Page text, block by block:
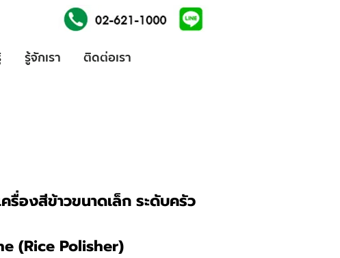
รู้จักเรา ติดต่อเรา
รื่องสีข้าวขนาดเล็ก ระดับครัว
(Rice Polisher)